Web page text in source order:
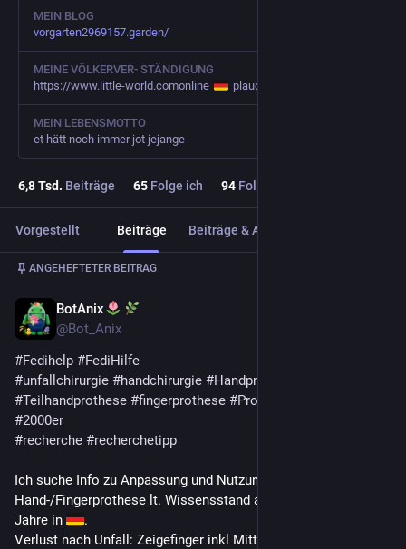
MEIN BLOG
vorgarten2969157.garden/
MEINE VÖLKERVER- STÄNDIGUNG
https://www.little-world.comonline
plaudern mit Ausländern (kann jeder) halbe Stunde pro Woche (hat jeder)
MEIN LEBENSMOTTO
et hätt noch immer jot jejange
6,8Tsd. Beiträge 65 Folge ich 94 Follower
Vorgestellt Beiträge Beiträge & Antworten
ANGEHEFTETER BEITRAG
BotAnix
@Bot_Anix
#Fedihelp #FediHilfe
#unfallchirurgie #handchirurgie #Handprothese
#Teilhandprothese #fingerprothese #Prothetik
#2000er
#recherche #recherchetipp
Ich suche Info zu Anpassung und Nutzung einer
Hand-/Fingerprothese lt. Wissensstand anfangs der 2000er-
Jahre in
.
Verlust nach Unfall: Zeigefinger inkl Mittelhandknochen,